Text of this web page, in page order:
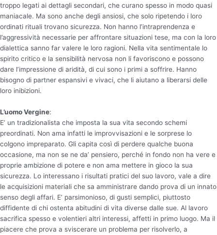
troppo legati ai dettagli secondari, che curano spesso in modo quasi
maniacale. Ma sono anche degli ansiosi, che solo ripetendo i loro
ordinati rituali trovano sicurezza. Non hanno l’intraprendenza e
l’aggressività necessarie per affrontare situazioni tese, ma con la loro
dialettica sanno far valere le loro ragioni. Nella vita sentimentale lo
spirito critico e la sensibilità nervosa non li favoriscono e possono
dare l’impressione di aridità, di cui sono i primi a soffrire. Hanno
bisogno di partner espansivi e vivaci, che li aiutano a liberarsi delle
loro inibizioni.
L’uomo Vergine:
E’ un tradizionalista che imposta la sua vita secondo schemi
preordinati. Non ama infatti le improvvisazioni e le sorprese lo
colgono impreparato. Gli capita così di perdere qualche buona
occasione, ma non se ne da’ pensiero, perché in fondo non ha vere e
proprie ambizione di potere e non ama mettere in gioco la sua
sicurezza. Lo interessano i risultati pratici del suo lavoro, vale a dire
le acquisizioni materiali che sa amministrare dando prova di un innato
senso degli affari. E’ parsimonioso, di gusti semplici, piuttosto
diffidente di chi ostenta abitudini di vita diverse dalle sue. Al lavoro
sacrifica spesso e volentieri altri interessi, affetti in primo luogo. Ma il
piacere che prova a sviscerare un problema per risolverlo, a